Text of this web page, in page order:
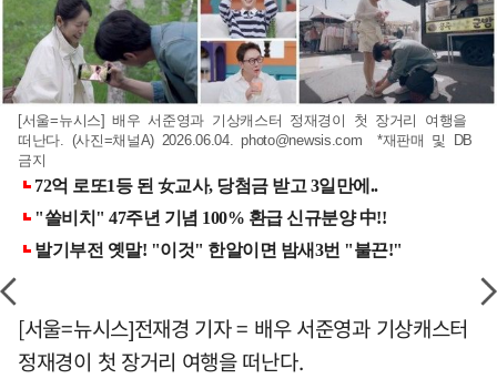
[서울=뉴시스] 배우 서준영과 기상캐스터 정재경이 첫 장거리 여행을
떠난다. (사진=채널A) 2026.06.04.photo@newsis.com *재판매 및 DB
금지
[서울=뉴시스]전재경 기자 = 배우 서준영과 기상캐스터
정재경이 첫 장거리 여행을 떠난다.